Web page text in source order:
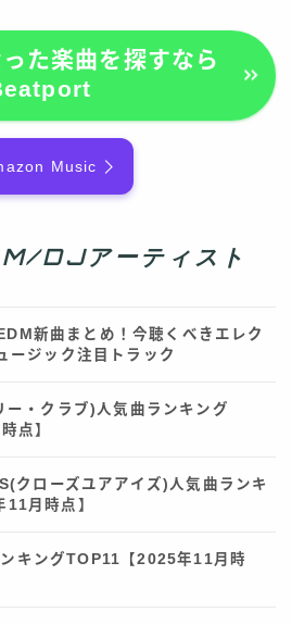
った楽曲を探すなら
Music
DJアーティスト
新曲まとめ！今聴くべきエレク
ージック注目トラック
・クラブ)人気曲ランキング
点】
クローズユアアイズ)人気曲ランキ
月時点】
キングTOP11【2025年11月時